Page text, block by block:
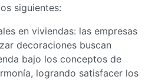
siguientes:
en viviendas: las empresas
decoraciones buscan
bajo los conceptos de
logrando satisfacer los